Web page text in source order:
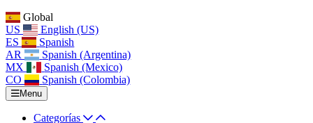
Global
US
English (US)
ES
Spanish
AR
Spanish (Argentina)
MX
Spanish (Mexico)
CO
Spanish (Colombia)
Menu
Categorías